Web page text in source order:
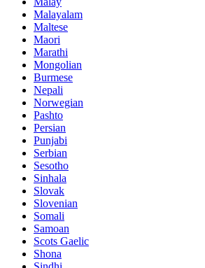
Malayalam
Maltese
Maori
Marathi
Mongolian
Burmese
Nepali
Norwegian
Pashto
Persian
Punjabi
Serbian
Sesotho
Sinhala
Slovak
Slovenian
Somali
Samoan
Scots Gaelic
Shona